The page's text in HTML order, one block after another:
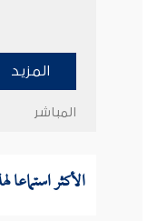
المزيد
المباشر
الأكثر استماعا